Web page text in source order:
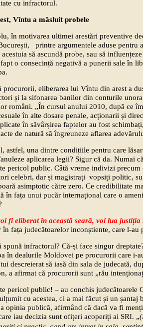
cu infractorul.
Vîntu a măsluit probele
în motivarea ultimei arestări preventive
printre argumentele aduse pentru
să ascundă probe, sau să
o consecință negativă a punerii sale în
procurorii, eliberarea lui Vîntu din arest a
și la sifonarea banilor din conturile
români. „În cursul anului 2010, după ce
în alte dosare penale, acționarii și
în săvârșirea faptelor au fost
de natură să îngreuneze aflarea
astfel, una dintre condițiile pentru care
aplicarea legii? Sigur că da. Numai
pericol public. Câtă vreme indivizi
celebri, dar și magistrați vopsiți politic,
asimptotic către zero. Ce credibilitate
în fața unui pucăr internațional care o
fi eliberat în această seară, voi lua
în fața judecătoarelor inconștiente, care l-au
spună infractorul? Că-și face singur
în dealurile Moldovei pe procurorii care i-
descreierat să iasă din sala de judecată,
a afirmat că procurorii sunt „rău
pericol public! – au conchis judecătoarele
cu acestea, ci a mai făcut și un șantaj
opinia publică, afirmând că dacă va fi
iau decizia sunt ofițeri acoperiți ai SRI. „